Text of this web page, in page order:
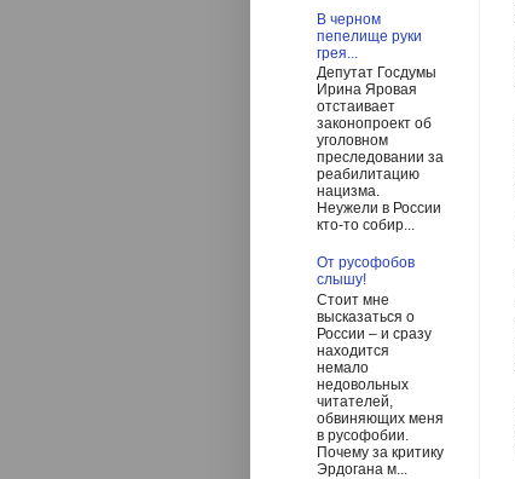
В черном
пепелище руки
грея...
Депутат Госдумы
Ирина Яровая
отстаивает
законопроект об
уголовном
преследовании за
реабилитацию
нацизма.
Неужели в России
кто-то собир...
От русофобов
слышу!
Стоит мне
высказаться о
России – и сразу
находится
немало
недовольных
читателей,
обвиняющих меня
в русофобии.
Почему за критику
Эрдогана м...